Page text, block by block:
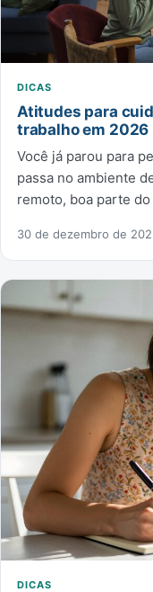
DICAS
Atitudes para
trabalho em 2026
Você já parou para
passa no ambiente
remoto, boa parte
30 de dezembro de
DICAS